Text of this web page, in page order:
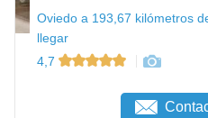
Oviedo a 193,67 kilómetros
llegar
4,7